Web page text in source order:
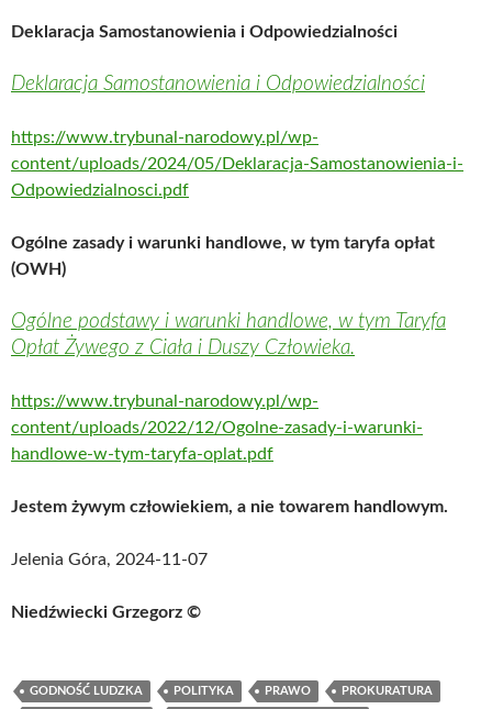
Deklaracja Samostanowienia i Odpowiedzialności
Deklaracja Samostanowienia i Odpowiedzialności
https://www.trybunal-narodowy.pl/wp-
content/uploads/2024/05/Deklaracja-Samostanowienia-i-
Odpowiedzialnosci.pdf
Ogólne zasady i warunki handlowe, w tym taryfa opłat
(OWH)
Ogólne podstawy i warunki handlowe, w tym Taryfa
Opłat Żywego z Ciała i Duszy Człowieka.
https://www.trybunal-narodowy.pl/wp-
content/uploads/2022/12/Ogolne-zasady-i-warunki-
handlowe-w-tym-taryfa-oplat.pdf
Jestem żywym człowiekiem, a nie towarem handlowym.
Jelenia Góra, 2024-11-07
Niedźwiecki Grzegorz ©
GODNOŚĆ LUDZKA POLITYKA PRAWO PROKURATURA